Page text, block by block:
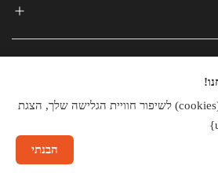
שמורות © 2025
אנחנו משתמשים בעוגיות (cookies) לשיפור חוויית הגלישה שלך, הצגת
הבנתי